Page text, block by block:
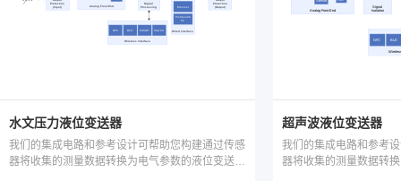
水文压力液位变送器
我们的集成电路和参考设计可帮助您构建通过传感
器将收集的测量数据转换为电气参数的液位变送
超声波液位变送器
我们的集成电路和参考
器将收集的测量数据转